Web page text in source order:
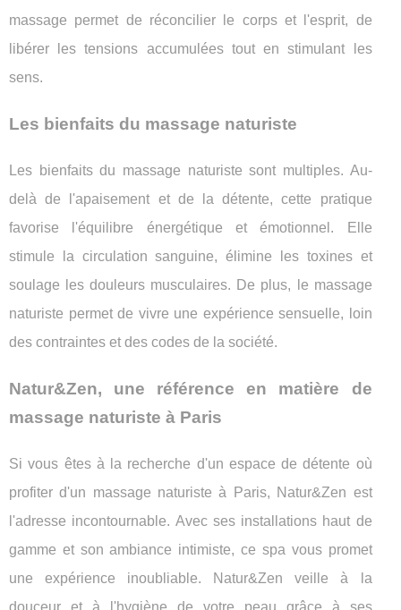
massage permet de réconcilier le corps et l'esprit, de
libérer les tensions accumulées tout en stimulant les
sens.
Les bienfaits du massage naturiste
Les bienfaits du massage naturiste sont multiples. Au-
delà de l'apaisement et de la détente, cette pratique
favorise l'équilibre énergétique et émotionnel. Elle
stimule la circulation sanguine, élimine les toxines et
soulage les douleurs musculaires. De plus, le massage
naturiste permet de vivre une expérience sensuelle, loin
des contraintes et des codes de la société.
Natur&Zen, une référence en matière de
massage naturiste à Paris
Si vous êtes à la recherche d'un espace de détente où
profiter d'un massage naturiste à Paris, Natur&Zen est
l'adresse incontournable. Avec ses installations haut de
gamme et son ambiance intimiste, ce spa vous promet
une expérience inoubliable. Natur&Zen veille à la
douceur et à l'hygiène de votre peau grâce à ses